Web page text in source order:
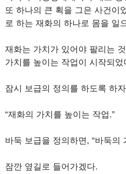
또 하나의 큰 획을 그은 사건이
로 하는 재화의 하나로 몸을 일
재화는 가치가 있어야 팔리는
가치를 높이는 작업이 시작되었
잠시 보급의 정의를 하도록 하
“재화의 가치를 높이는 작업.”
바둑 보급을 정의하면, “바둑의
잠깐 옆길로 들어가겠다.